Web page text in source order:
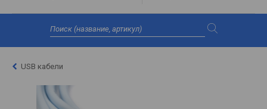
USB кабели